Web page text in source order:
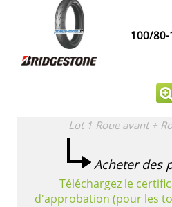
100/80-
Lot 1 Roue avant +
Acheter des
Téléchargez le
d'approbation (pour les